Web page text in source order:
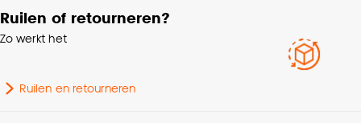
Ruilen of retourneren?
Zo werkt het
Ruilen en retourneren